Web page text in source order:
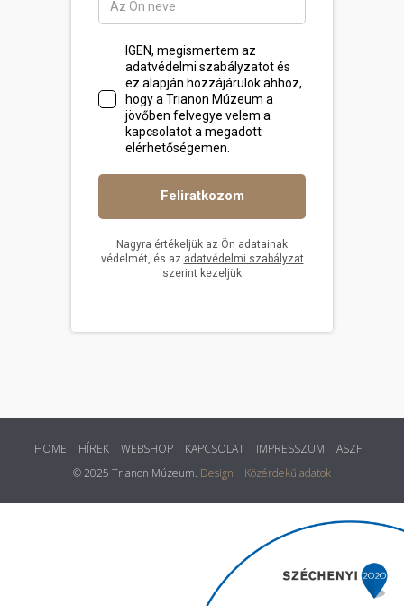
HOME HÍREK WEBSHOP KAPCSOLAT IMPRESSZUM
ASZF
© 2025 Trianon Múzeum. Design Közérdekű adatok